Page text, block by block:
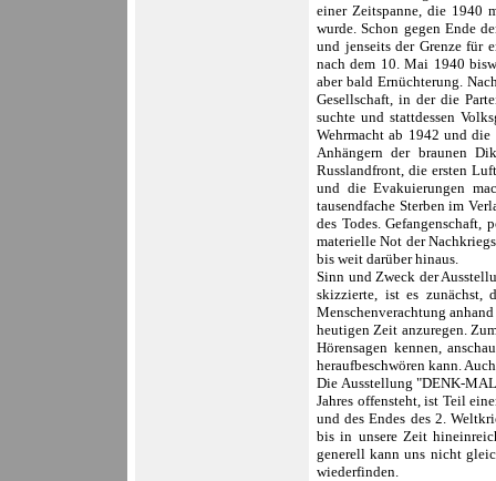
einer Zeitspanne, die 1940
wurde. Schon gegen Ende
und jenseits der Grenze für
nach dem 10. Mai 1940
aber bald Ernüchterung.
Gesellschaft, in der die
suchte und stattdessen
Wehrmacht ab 1942 und
Anhängern der braunen
Russlandfront, die ersten
und die Evakuierungen
tausendfache Sterben im
des Todes. Gefangenschaft,
materielle Not der
bis weit darüber hinaus.
Sinn und Zweck der
skizzierte, ist es zunächst,
Menschenverachtung
heutigen Zeit anzuregen.
Hörensagen kennen,
heraufbeschwören kann.
Die Ausstellung "DENK-
Jahres offensteht, ist Teil
und des Endes des 2.
bis in unsere Zeit
generell kann uns nicht
wiederfinden.